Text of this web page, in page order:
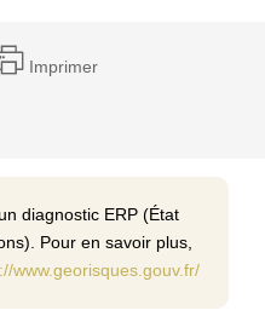
Imprimer
diagnostic ERP (État
Pour en savoir plus,
www.georisques.gouv.fr/